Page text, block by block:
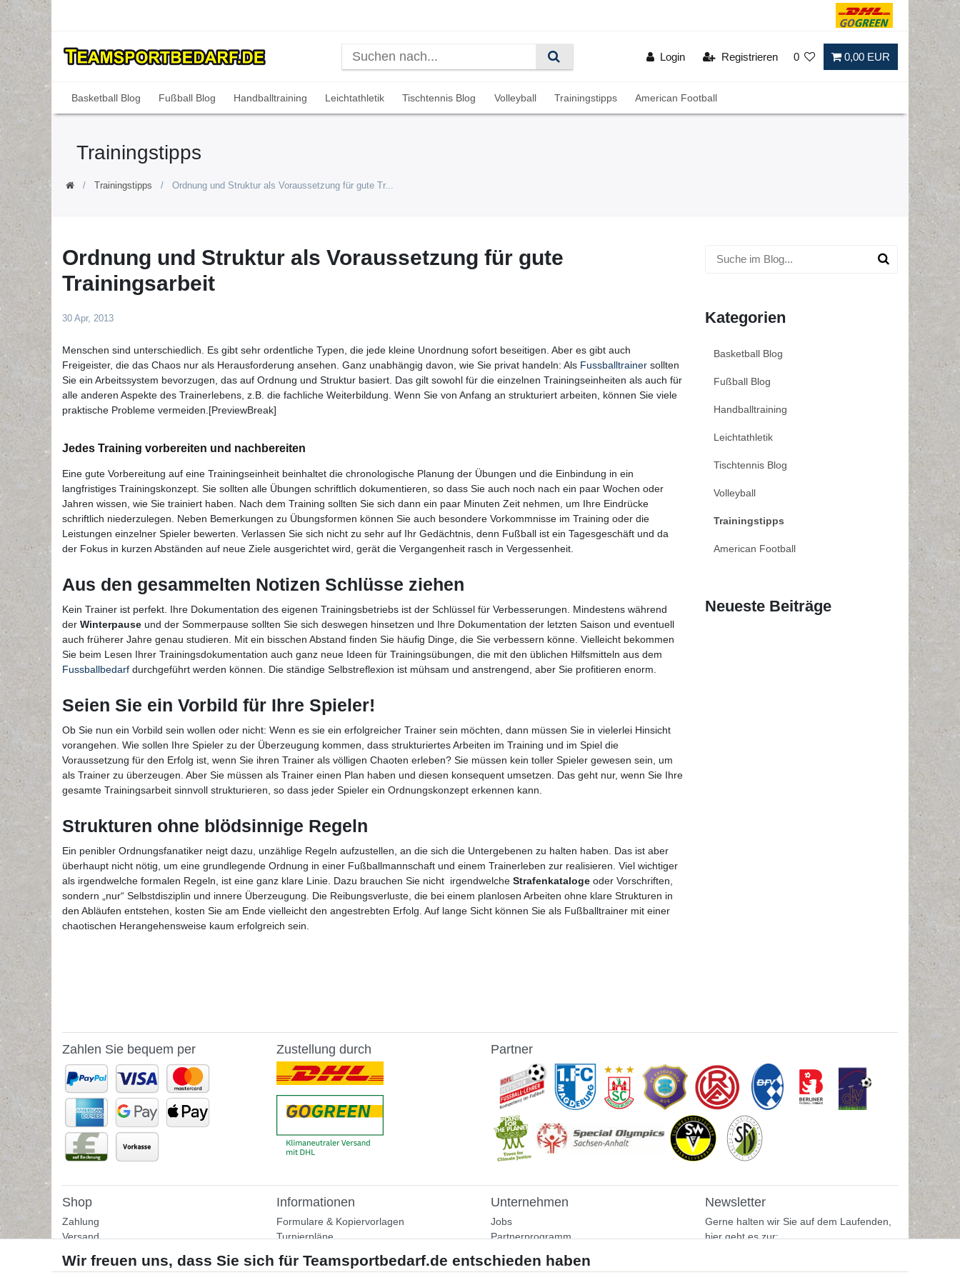
Login Registrieren 0 0,00 EUR
Basketball Blog Fußball Blog Handballtraining Leichtathletik Tischtennis Blog Volleyball Trainingstipps American Football
Trainingstipps
Trainingstipps Ordnung und Struktur als Voraussetzung für gute Tr...
Ordnung und Struktur als Voraussetzung für gute
Trainingsarbeit
30 Apr, 2013
Menschen sind unterschiedlich. Es gibt sehr ordentliche Typen, die jede kleine Unordnung sofort beseitigen. Aber es gibt auch
Freigeister, die das Chaos nur als Herausforderung ansehen. Ganz unabhängig davon, wie Sie privat handeln: Als Fussballtrainer sollten
Sie ein Arbeitssystem bevorzugen, das auf Ordnung und Struktur basiert. Das gilt sowohl für die einzelnen Trainingseinheiten als auch für
alle anderen Aspekte des Trainerlebens, z.B. die fachliche Weiterbildung. Wenn Sie von Anfang an strukturiert arbeiten, können Sie viele
praktische Probleme vermeiden.[PreviewBreak]
Jedes Training vorbereiten und nachbereiten
Eine gute Vorbereitung auf eine Trainingseinheit beinhaltet die chronologische Planung der Übungen und die Einbindung in ein
langfristiges Trainingskonzept. Sie sollten alle Übungen schriftlich dokumentieren, so dass Sie auch noch nach ein paar Wochen oder
Jahren wissen, wie Sie trainiert haben. Nach dem Training sollten Sie sich dann ein paar Minuten Zeit nehmen, um Ihre Eindrücke
schriftlich niederzulegen. Neben Bemerkungen zu Übungsformen können Sie auch besondere Vorkommnisse im Training oder die
Leistungen einzelner Spieler bewerten. Verlassen Sie sich nicht zu sehr auf Ihr Gedächtnis, denn Fußball ist ein Tagesgeschäft und da
der Fokus in kurzen Abständen auf neue Ziele ausgerichtet wird, gerät die Vergangenheit rasch in Vergessenheit.
Aus den gesammelten Notizen Schlüsse ziehen
Kein Trainer ist perfekt. Ihre Dokumentation des eigenen Trainingsbetriebs ist der Schlüssel für Verbesserungen. Mindestens während
der Winterpause und der Sommerpause sollten Sie sich deswegen hinsetzen und Ihre Dokumentation der letzten Saison und eventuell
auch früherer Jahre genau studieren. Mit ein bisschen Abstand finden Sie häufig Dinge, die Sie verbessern könne. Vielleicht bekommen
Sie beim Lesen Ihrer Trainingsdokumentation auch ganz neue Ideen für Trainingsübungen, die mit den üblichen Hilfsmitteln aus dem
Fussballbedarf durchgeführt werden können. Die ständige Selbstreflexion ist mühsam und anstrengend, aber Sie profitieren enorm.
Seien Sie ein Vorbild für Ihre Spieler!
Ob Sie nun ein Vorbild sein wollen oder nicht: Wenn es sie ein erfolgreicher Trainer sein möchten, dann müssen Sie in vielerlei Hinsicht
vorangehen. Wie sollen Ihre Spieler zu der Überzeugung kommen, dass strukturiertes Arbeiten im Training und im Spiel die
Voraussetzung für den Erfolg ist, wenn Sie ihren Trainer als völligen Chaoten erleben? Sie müssen kein toller Spieler gewesen sein, um
als Trainer zu überzeugen. Aber Sie müssen als Trainer einen Plan haben und diesen konsequent umsetzen. Das geht nur, wenn Sie Ihre
gesamte Trainingsarbeit sinnvoll strukturieren, so dass jeder Spieler ein Ordnungskonzept erkennen kann.
Strukturen ohne blödsinnige Regeln
Ein penibler Ordnungsfanatiker neigt dazu, unzählige Regeln aufzustellen, an die sich die Untergebenen zu halten haben. Das ist aber
überhaupt nicht nötig, um eine grundlegende Ordnung in einer Fußballmannschaft und einem Trainerleben zur realisieren. Viel wichtiger
als irgendwelche formalen Regeln, ist eine ganz klare Linie. Dazu brauchen Sie nicht irgendwelche Strafenkataloge oder Vorschriften,
sondern „nur“ Selbstdisziplin und innere Überzeugung. Die Reibungsverluste, die bei einem planlosen Arbeiten ohne klare Strukturen in
den Abläufen entstehen, kosten Sie am Ende vielleicht den angestrebten Erfolg. Auf lange Sicht können Sie als Fußballtrainer mit einer
chaotischen Herangehensweise kaum erfolgreich sein.
Kategorien
Basketball Blog
Fußball Blog
Handballtraining
Leichtathletik
Tischtennis Blog
Volleyball
Trainingstipps
American Football
Neueste Beiträge
Zahlen Sie bequem per Zustellung durch Partner
Shop
Zahlung
Versand
Helpcenter
Informationen
Formulare & Kopiervorlagen
Turnierpläne
Tipps & Informationen
Unternehmen
Jobs
Partnerprogramm
Bestellung widerrufen
Newsletter
Gerne halten wir Sie auf dem Laufenden,
hier geht es zur: